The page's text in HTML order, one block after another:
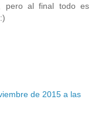
pero al final todo es
de 2015 a las